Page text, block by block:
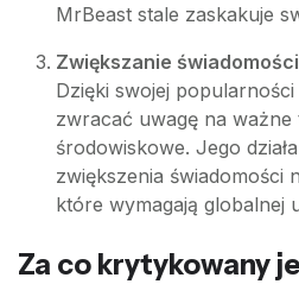
MrBeast stale zaskakuje
Zwiększanie
Dzięki swojej
zwracać uwagę na ważne
środowiskowe. Jego
zwiększenia świadomości
które wymagają globalnej
Za co krytykowany